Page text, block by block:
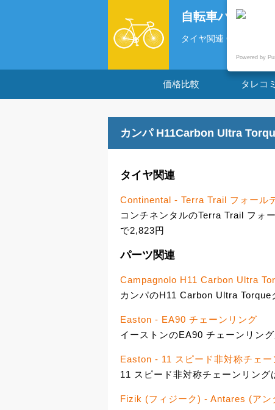
自転車パーツの
タイヤ関連 Continental
価格比較 タレコ
カンパ H11Carbon Ultra
タイヤ関連
Continental - Terra Trail フォール
コンチネンタルのTerra Trail フォ
で2,823円
パーツ関連
Campagnolo H11 Carbon Ultra
カンパのH11 Carbon Ultra Torque
Easton - EA90 チェーンリング
イーストンのEA90 チェーンリン
Easton - 11 スピード非対称チェー
11 スピード非対称チェーンリング
Fizik (フィジーク) - Antares (ア
Powered by